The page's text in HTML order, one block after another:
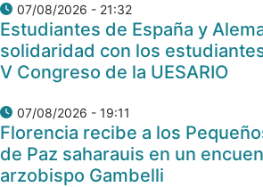
07/08/2026 - 21:32
Estudiantes de España y
solidaridad con los
V Congreso de la UESARIO
07/08/2026 - 19:11
Florencia recibe a los
de Paz saharauis en un
arzobispo Gambelli